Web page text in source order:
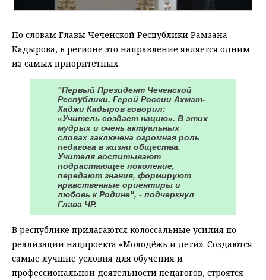
По словам Главы Чеченской Республики Рамзана
Кадырова, в регионе это направление является одним
из самых приоритетных.
"Первый Президент Чеченской
Республики, Герой России Ахмат-
Хаджи Кадыров говорил:
«Учитель создает нацию». В этих
мудрых и очень актуальных
словах заключена огромная роль
педагога в жизни общества.
Учителя воспитывают
подрастающее поколение,
передают знания, формируют
нравственные ориентиры и
любовь к Родине", - подчеркнул
Глава ЧР.
В республике прилагаются колоссальные усилия по
реализации нацпроекта «Молодёжь и дети». Создаются
самые лучшие условия для обучения и
профессиональной деятельности педагогов, строятся